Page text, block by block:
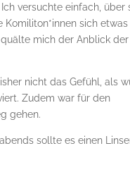
versuchte einfach, über
Komiliton*innen sich etwas
mich der Anblick der
nicht das Gefühl, als
Zudem war für den
gehen.
sollte es einen